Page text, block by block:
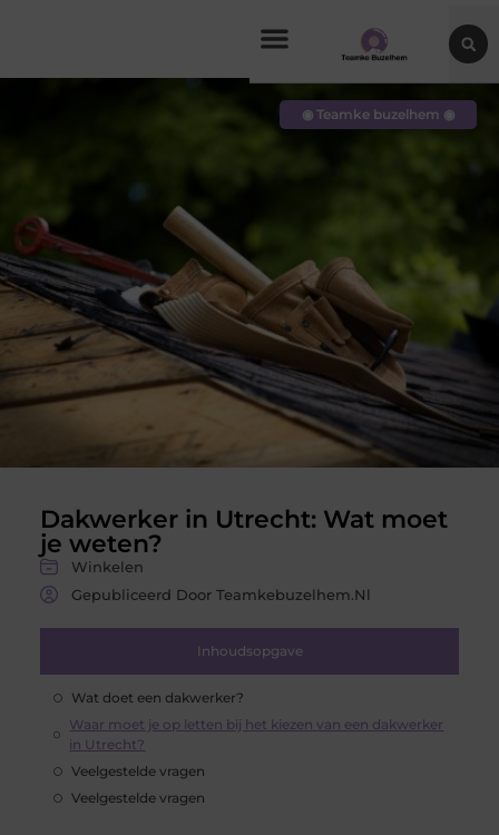
Dakwerker in Utrecht: Wat moet
je weten?
Winkelen
Gepubliceerd Door Teamkebuzelhem.nl
Inhoudsopgave
Wat doet een dakwerker?
Waar moet je op letten bij het kiezen van een dakwerker
in Utrecht?
Veelgestelde vragen
Veelgestelde vragen
◉ Teamke buzelhem ◉